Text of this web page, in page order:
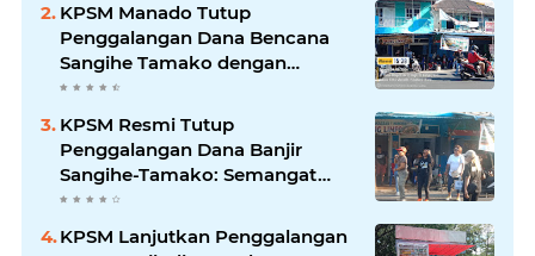
KPSM Manado Tutup
Penggalangan Dana Bencana
Sangihe Tamako dengan
Semangat Tinggi, Dihadiri
Banyak Seniman Ibu Kota
KPSM Resmi Tutup
Penggalangan Dana Banjir
Sangihe-Tamako: Semangat
Kebersamaan & Solidaritas
Tetap Terjaga
KPSM Lanjutkan Penggalangan